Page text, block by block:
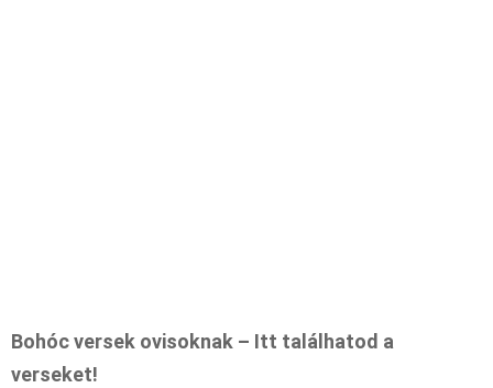
Bohóc versek ovisoknak – Itt találhatod a
verseket!